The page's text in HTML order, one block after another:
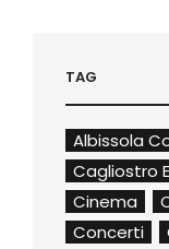
TAG
Albissola
Cagliostro
Cinema
Concerti